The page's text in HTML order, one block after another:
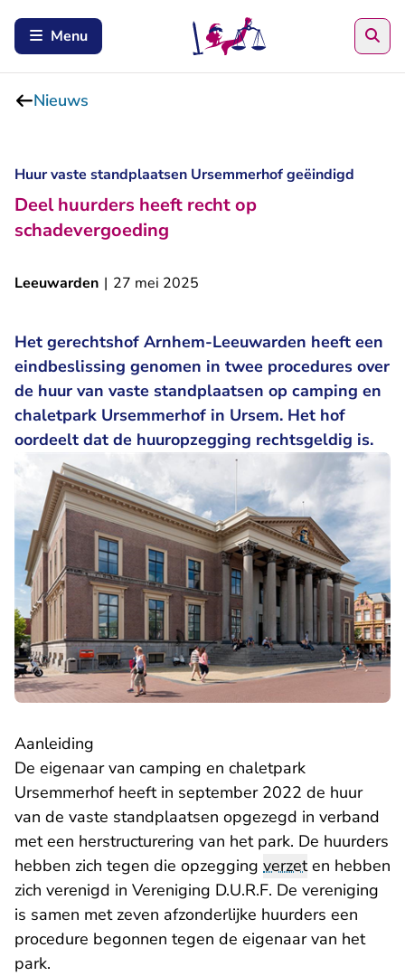
Menu
Nieuws
Huur vaste standplaatsen Ursemmerhof geëindigd
Deel huurders heeft recht op
schadevergoeding
Leeuwarden | 27 mei 2025
Het gerechtshof Arnhem-Leeuwarden heeft een
eindbeslissing genomen in twee procedures over
de huur van vaste standplaatsen op camping en
chaletpark Ursemmerhof in Ursem. Het hof
oordeelt dat de huuropzegging rechtsgeldig is.
Aanleiding
De eigenaar van camping en chaletpark
Ursemmerhof heeft in september 2022 de huur
van de vaste standplaatsen opgezegd in verband
met een herstructurering van het park. De huurders
hebben zich tegen die opzegging verzeten hebben
zich verenigd in Vereniging D.U.R.F. De vereniging
is samen met zeven afzonderlijke huurders een
procedure begonnen tegen de eigenaar van het
park.